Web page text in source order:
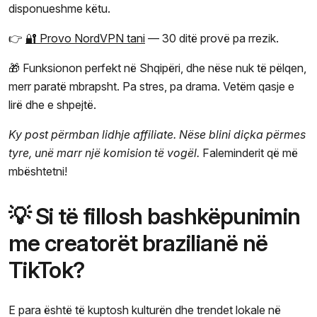
disponueshme këtu.
👉 🔐 Provo NordVPN tani — 30 ditë provë pa rrezik.
🎁 Funksionon perfekt në Shqipëri, dhe nëse nuk të pëlqen,
merr paratë mbrapsht. Pa stres, pa drama. Vetëm qasje e
lirë dhe e shpejtë.
Ky post përmban lidhje affiliate. Nëse blini diçka përmes
tyre, unë marr një komision të vogël. Faleminderit që më
mbështetni!
💡 Si të fillosh bashkëpunimin
me creatorët brazilianë në
TikTok?
E para është të kuptosh kulturën dhe trendet lokale në